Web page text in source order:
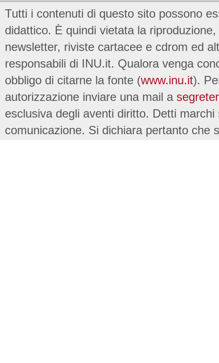
Tutti i contenuti di questo sito possono
didattico. È quindi vietata la
newsletter, riviste cartacee e cdrom ed
responsabili di INU.it. Qualora venga
obbligo di citarne la fonte (www.inu.it).
autorizzazione inviare una mail a
esclusiva degli aventi diritto. Detti
comunicazione. Si dichiara pertanto che